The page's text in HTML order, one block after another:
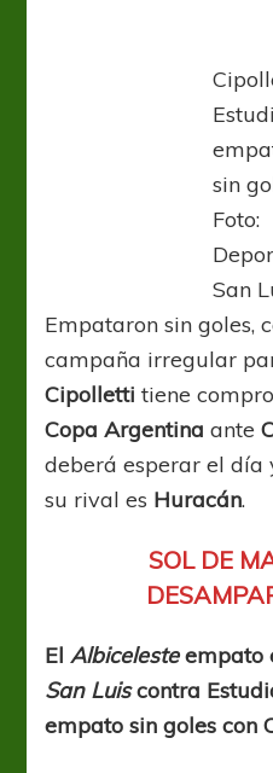
sin
Foto:
San
Empataron sin goles,
campaña irregular
Cipolletti tiene
Copa Argentina ante
deberá esperar el día
su rival es Huracán.
SOL DE
ElAlbicelesteempato
San Luiscontra
empato sin goles con